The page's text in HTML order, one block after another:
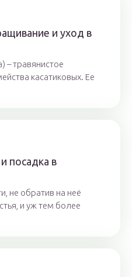
и уход в
– травянистое
касатиковых. Ее
посадка в
не обратив на неё
и уж тем более